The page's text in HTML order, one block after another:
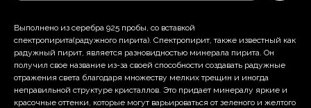
Выполнено из серебра 925 пробы, со вставкой
спектропирита(радужного пирита). Спектропирит, также известный как
радужный пирит, является разновидностью минерала пирита. Он
получил свое название из-за своей способности создавать радужные
отражения света благодаря множеству мелких трещин и иногда
неправильной структуре кристаллов. Это придает минералу яркие и
красочные оттенки, которые могут варьироваться от зеленого и желтого